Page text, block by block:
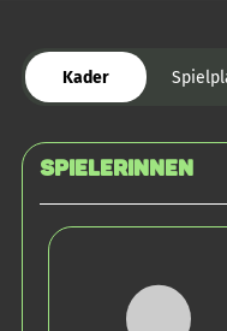
Kader
SPIELERINNEN